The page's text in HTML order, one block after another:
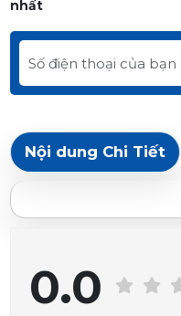
nhất
Nội dung Chi Tiết
0.0